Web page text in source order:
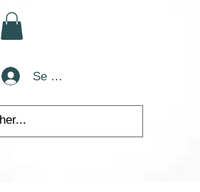
Se connecter